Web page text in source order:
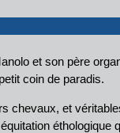
et son père
coin de paradis.
chevaux, et
éthologique